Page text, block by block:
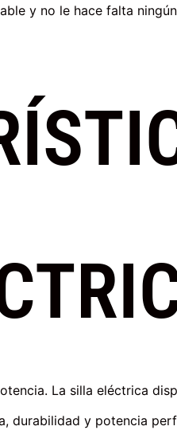
y no le hace falta
La silla eléctrica
durabilidad y potencia